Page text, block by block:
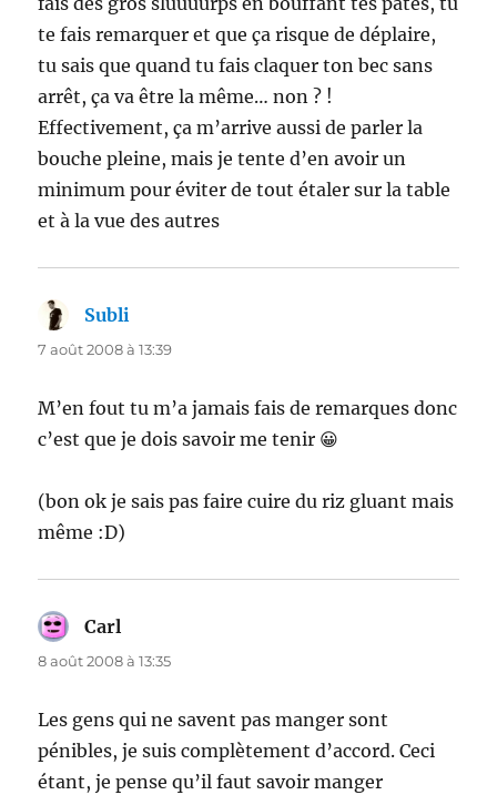
te fais remarquer et que ça risque de déplaire,
tu sais que quand tu fais claquer ton bec sans
arrêt, ça va être la même… non ? !
Effectivement, ça m’arrive aussi de parler la
bouche pleine, mais je tente d’en avoir un
minimum pour éviter de tout étaler sur la table
et à la vue des autres
Subli
7 août 2008 à 13:39
M’en fout tu m’a jamais fais de remarques donc
c’est que je dois savoir me tenir 😀
(bon ok je sais pas faire cuire du riz gluant mais
même :D)
Carl
8 août 2008 à 13:35
Les gens qui ne savent pas manger sont
pénibles, je suis complètement d’accord. Ceci
étant, je pense qu’il faut savoir manger